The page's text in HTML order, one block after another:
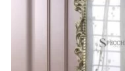
decorare la tua casa.
Ogni prodotto, proprio per
è un pezzo
specchio rotondo bagno